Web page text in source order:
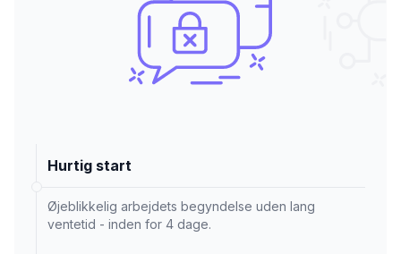
Hurtig start
Øjeblikkelig arbejdets begyndelse uden lang
ventetid - inden for 4 dage.